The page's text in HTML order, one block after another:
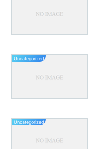
Uncategorized
Uncategorized